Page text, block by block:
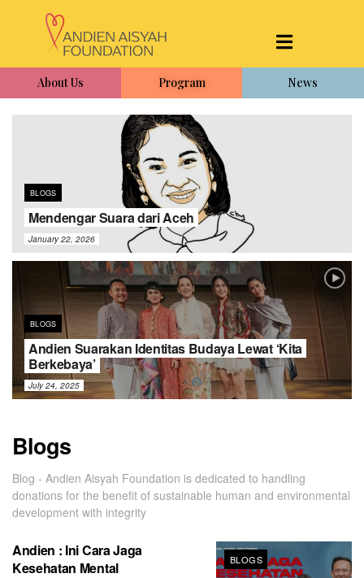
About Us Program News
BLOGS
Mendengar Suara dari Aceh
January 22, 2026
BLOGS
Andien Suarakan Identitas Budaya Lewat ‘Kita
Berkebaya’
July 24, 2025
Blogs
Blog - Andien Aisyah Foundation is dedicated to handling
donations for the benefit of sustainable human and environmental
development with integrity
BLOGS
Andien : Ini Cara Jaga
Kesehatan Mental